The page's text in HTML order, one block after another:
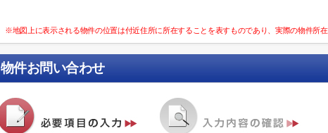
※地図上に表示される物件の位置は付近住所に所在することを表すものであり、実際の物件所在
物件お問い合わせ